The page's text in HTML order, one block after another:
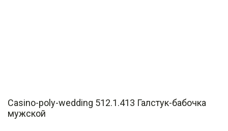
Casino-poly-wedding 512.1.413 Галстук-бабочка
мужской